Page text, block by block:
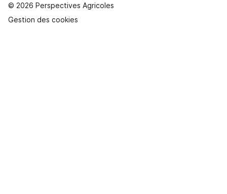
© 2026 Perspectives Agricoles
Gestion des cookies